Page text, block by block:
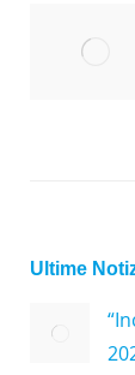
Ultime